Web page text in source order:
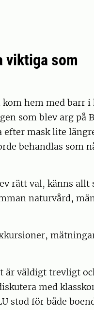
viktiga som
hem med barr i
som blev arg på
efter mask lite
behandlas som
rätt val, känns allt
naturvård,
är väldigt trevligt
med
stod för både